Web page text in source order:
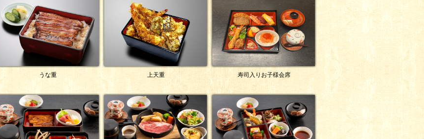
うな重 上天重 寿司入りお子様会席